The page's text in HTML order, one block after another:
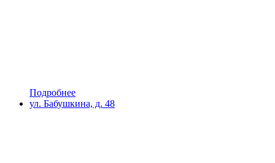
Подробнее
ул. Бабушкина, д. 48